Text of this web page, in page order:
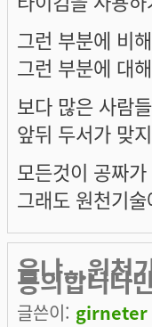
그런 부분에 비
그런 부분에 대
보다 많은 사람
앞뒤 두서가 맞
모든것이 공짜
그래도 원천기
음냐...원천
동의합니다
글쓴이: girneter